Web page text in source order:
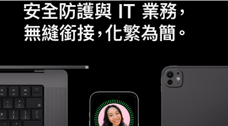
安全防護與 IT 業務 ，
無縫銜接，化繁為簡。